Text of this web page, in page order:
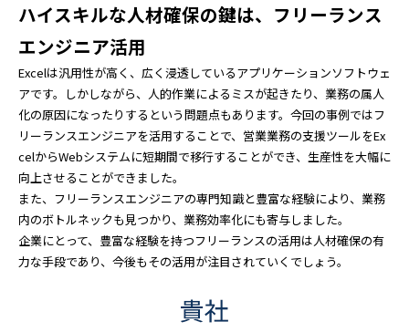
ハイスキルな人材確保の鍵は、フリーランス
エンジニア活用
Excelは汎用性が高く、広く浸透しているアプリケーションソフトウェ
アです。しかしながら、人的作業によるミスが起きたり、業務の属人
化の原因になったりするという問題点もあります。今回の事例ではフ
リーランスエンジニアを活用することで、営業業務の支援ツールをEx
celからWebシステムに短期間で移行することができ、生産性を大幅に
向上させることができました。
また、フリーランスエンジニアの専門知識と豊富な経験により、業務
内のボトルネックも見つかり、業務効率化にも寄与しました。
企業にとって、豊富な経験を持つフリーランスの活用は人材確保の有
力な手段であり、今後もその活用が注目されていくでしょう。